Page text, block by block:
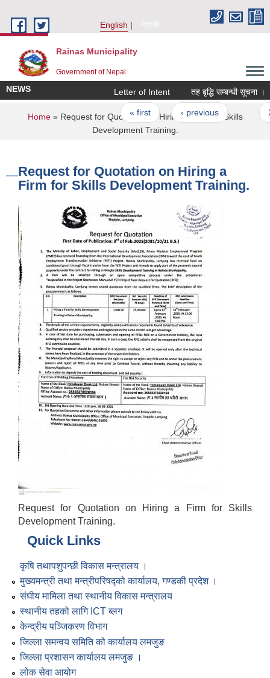
English
नेपाली
Rainas Municipality
Government of Nepal
NEWS Letter of Intent तह बृद्धि सम्बन्धी सूचना ।
Pages
« first ‹ previous …
You are here
Home» Request for Quotation on Hiring a Firm for Skills
Development Training.
Request for Quotation on Hiring a
Firm for Skills Development Training.
Request for Quotation on Hiring a Firm for Skills
Development Training.
Quick Links
कृषि तथापशुपन्छी विकास मन्त्रालय ।
मुख्यमन्त्री तथा मन्त्रीपरिषद्को कार्यालय, गण्डकी प्रदेश ।
संघीय मामिला तथा स्थानीय विकास मन्त्रालय
स्थानीय तहको लागि ICT ब्लग
केन्द्रीय पञ्जिकरण विभाग
जिल्ला समन्वय समिति को कार्यालय लमजुङ
जिल्ला प्रशासन कार्यालय लमजुङ ।
लोक सेवा आयोग